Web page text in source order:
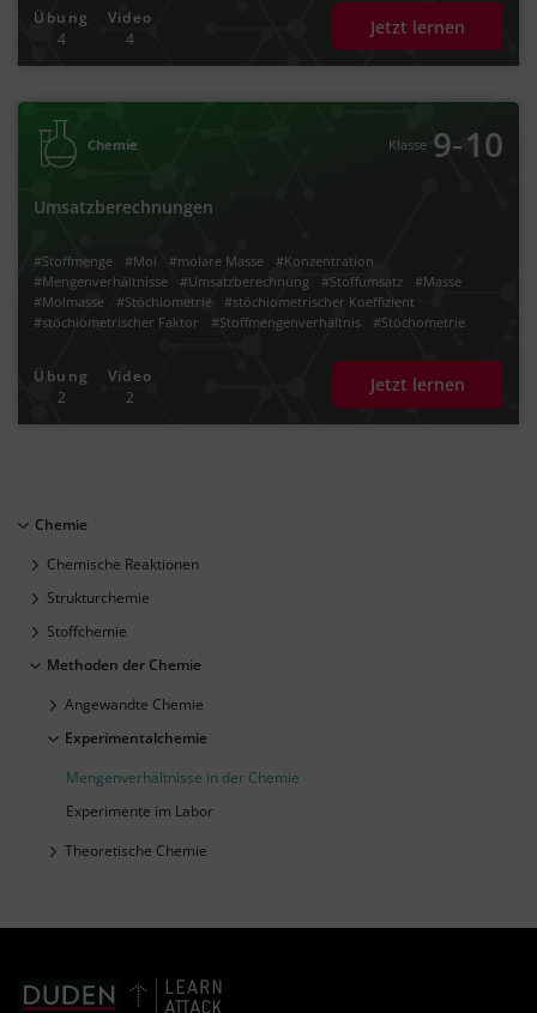
Übung
4
Video
4
Jetzt lernen
Chemie Klasse 9‐10
Umsatzberechnungen
#Stoffmenge #Mol #molare Masse
#Konzentration
#Mengenverhältnisse
#Umsatzberechnung #Stoffumsatz
#Masse
#Molmasse
#Stöchiometrie
#stöchiometrischer Koeffizient
#stöchiometrischer Faktor
#Stoffmengenverhältnis
#Stöchometrie
Übung
2
Video
2
Jetzt lernen
Chemie
Chemische Reaktionen
Strukturchemie
Stoffchemie
Methoden der Chemie
Angewandte Chemie
Experimentalchemie
Mengenverhältnisse in der Chemie
Experimente im Labor
Theoretische Chemie